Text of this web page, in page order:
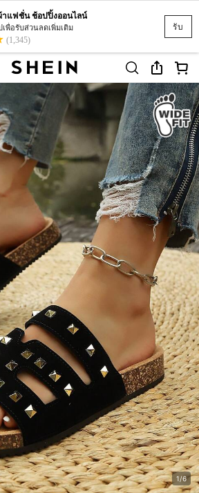
รับ
าแฟชั่น ช้อปปิ้งออนไลน์
พื่อรับส่วนลดเพิ่มเติม
(1,345)
1/6